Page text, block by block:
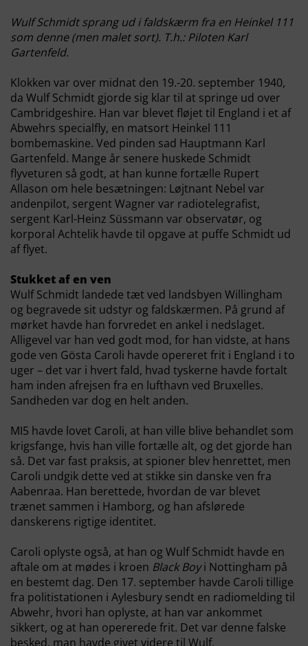
Wulf Schmidt sprang ud i faldskærm fra en Heinkel 111
som denne (men malet sort). T.h.: Piloten Karl
Gartenfeld.
Klokken var over midnat den 19.-20. september 1940,
da Wulf Schmidt gjorde sig klar til at springe ud over
Cambridgeshire. Han var blevet fløjet til England i et af
Abwehrs specialfly, en matsort Heinkel 111
bombemaskine. Ved pinden sad Hauptmann Karl
Gartenfeld. Mange år senere huskede Schmidt
flyveturen så godt, at han kunne fortælle Rupert
Allason om hele besætningen: Løjtnant Nebel var
andenpilot, sergent Wagner var radiotelegrafist,
sergent Karl-Heinz Süssmann var observatør, og
korporal Achtelik havde til opgave at puffe Schmidt ud
af flyet.
Stukket af en ven
Wulf Schmidt landede tæt ved landsbyen Willingham
og begravede sit udstyr og faldskærmen. På grund af
mørket havde han forvredet en ankel i nedslaget.
Alligevel var han ved godt mod, for han vidste, at hans
gode ven Gösta Caroli havde opereret frit i England i to
uger – det var i hvert fald, hvad tyskerne havde fortalt
ham inden afrejsen fra en lufthavn ved Bruxelles.
Sandheden var dog en helt anden.
MI5 havde lovet Caroli, at han ville blive behandlet som
krigsfange, hvis han ville fortælle alt, og det gjorde han
så. Det var fast praksis, at spioner blev henrettet, men
Caroli undgik dette ved at stikke sin danske ven fra
Aabenraa. Han berettede, hvordan de var blevet
trænet sammen i Hamborg, og han afslørede
danskerens rigtige identitet.
Caroli oplyste også, at han og Wulf Schmidt havde en
aftale om at mødes i kroen Black Boyi Nottingham på
en bestemt dag. Den 17. september havde Caroli tillige
fra politistationen i Aylesbury sendt en radiomelding til
Abwehr, hvori han oplyste, at han var ankommet
sikkert, og at han opererede frit. Det var denne falske
besked, man havde givet videre til Wulf.